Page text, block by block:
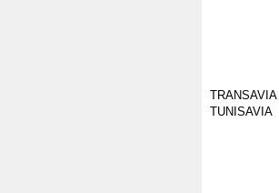
TUNISAVIA